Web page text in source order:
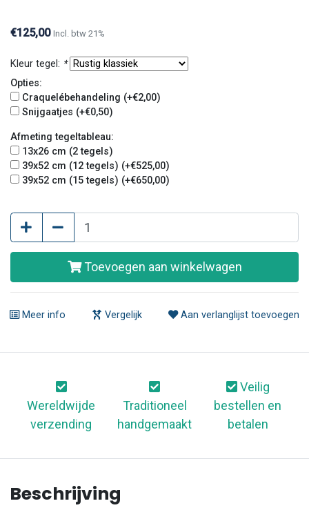
€125,00 Incl. btw 21%
Kleur tegel: *
Opties:
Craquelébehandeling (+€2,00)
Snijgaatjes (+€0,50)
Afmeting tegeltableau:
13x26 cm (2 tegels)
39x52 cm (12 tegels) (+€525,00)
39x52 cm (15 tegels) (+€650,00)
Toevoegen aan winkelwagen
Meer info Vergelijk Aan verlanglijst toevoegen
Wereldwijde
verzending
Traditioneel
handgemaakt
Veilig
bestellen en
betalen
Beschrijving